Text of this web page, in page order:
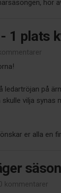
hör
1 plats
ledartröjan på
vilja synas
er alla en
kommentarer